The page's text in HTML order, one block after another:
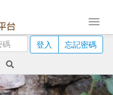
登入
忘記密碼